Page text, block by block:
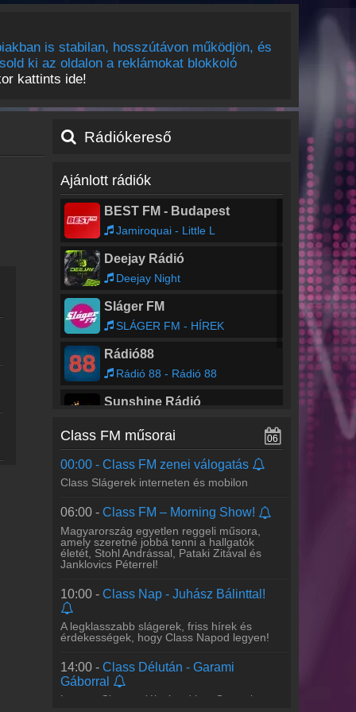
is stabilan, hosszútávon működjön, és
ki az oldalon a reklámokat blokkoló
kattints ide!
Rádiókereső
Ajánlott rádiók
BEST FM - Budapest
Jamiroquai - Little L
Deejay Rádió
Deejay Night
Sláger FM
SLÁGER FM - HÍREK
Rádió88
Rádió 88 - Rádió 88
Sunshine Rádió
Juventus Rádió
YOUVENTUS RADIO - WEB PLAYER A
Class FM műsorai 06
00:00 - Class FM zenei válogatás
Class Slágerek interneten és mobilon
06:00 - Class FM – Morning Show!
Magyarország egyetlen reggeli műsora,
amely szeretné jobbá tenni a hallgatók
életét, Stohl Andrással, Pataki Zitával és
Janklovics Péterrel!
10:00 - Class Nap - Juhász Bálinttal!
A legklasszabb slágerek, friss hírek és
érdekességek, hogy Class Napod legyen!
14:00 - Class Délután - Garami
Gáborral
Legyen Class a délutánod is – Garami